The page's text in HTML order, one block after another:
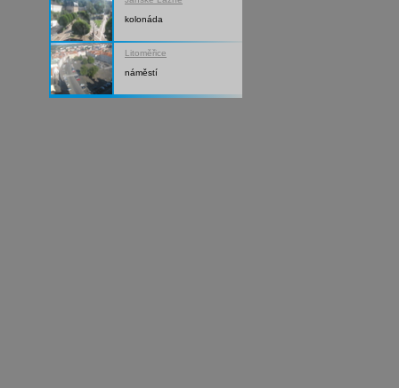
kolonáda
Litoměřice
náměstí